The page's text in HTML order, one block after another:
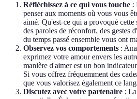
Réfléchissez à ce qui vous touche :
penser aux moments où vous vous
aimé. Qu'est-ce qui a provoqué cette
des paroles de réconfort, des gestes
du temps passé ensemble vous ont
Observez vos comportements :
exprimez votre amour envers les
manière d'aimer est un bon
Si vous offrez fréquemment des
que vous valorisez également ce
Discutez avec votre partenaire :